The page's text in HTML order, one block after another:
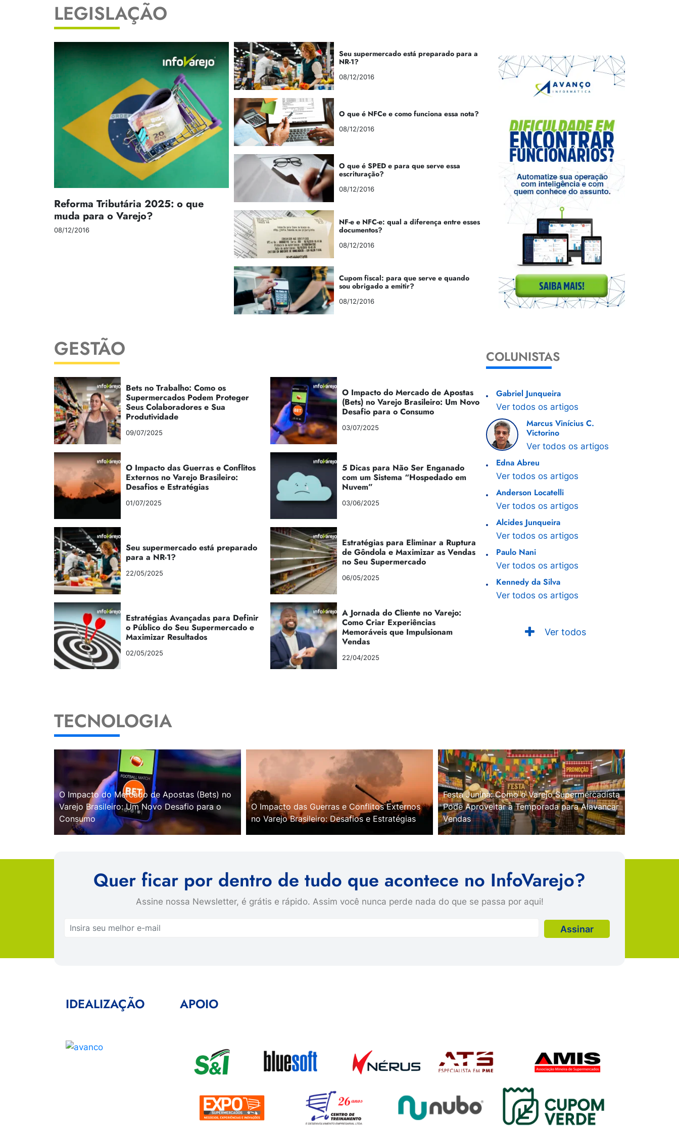
LEGISLAÇÃO
Reforma Tributária 2025: o que
muda para o Varejo?
08/12/2016
Seu supermercado está preparado para a
NR-1?
08/12/2016
O que é NFCe e como funciona essa nota?
08/12/2016
O que é SPED e para que serve essa
escrituração?
08/12/2016
NF-e e NFC-e: qual a diferença entre esses
documentos?
08/12/2016
Cupom fiscal: para que serve e quando
sou obrigado a emitir?
08/12/2016
GESTÃO
Bets no Trabalho: Como os
Supermercados Podem Proteger
Seus Colaboradores e Sua
Produtividade
09/07/2025
O Impacto do Mercado de Apostas
(Bets) no Varejo Brasileiro: Um Novo
Desafio para o Consumo
03/07/2025
O Impacto das Guerras e Conflitos
Externos no Varejo Brasileiro:
Desafios e Estratégias
01/07/2025
5 Dicas para Não Ser Enganado
com um Sistema “Hospedado em
Nuvem”
03/06/2025
Seu supermercado está preparado
para a NR-1?
22/05/2025
Estratégias para Eliminar a Ruptura
de Gôndola e Maximizar as Vendas
no Seu Supermercado
06/05/2025
Estratégias Avançadas para Definir
o Público do Seu Supermercado e
Maximizar Resultados
02/05/2025
A Jornada do Cliente no Varejo:
Como Criar Experiências
Memoráveis que Impulsionam
Vendas
22/04/2025
COLUNISTAS
Gabriel Junqueira
Ver todos os artigos
Marcus Vinícius C.
Victorino
Ver todos os artigos
Edna Abreu
Ver todos os artigos
Anderson Locatelli
Ver todos os artigos
Alcides Junqueira
Ver todos os artigos
Paulo Nani
Ver todos os artigos
Kennedy da Silva
Ver todos os artigos
Ver todos
TECNOLOGIA
O Impacto do Mercado de Apostas (Bets) no
Varejo Brasileiro: Um Novo Desafio para o
Consumo
O Impacto das Guerras e Conflitos Externos
no Varejo Brasileiro: Desafios e Estratégias
Festa Junina: Como o Varejo Supermercadista
Pode Aproveitar a Temporada para Alavancar
Vendas
Quer ficar por dentro de tudo que acontece no InfoVarejo?
Assine nossa Newsletter, é grátis e rápido. Assim você nunca perde nada do que se passa por aqui!
IDEALIZAÇÃO APOIO